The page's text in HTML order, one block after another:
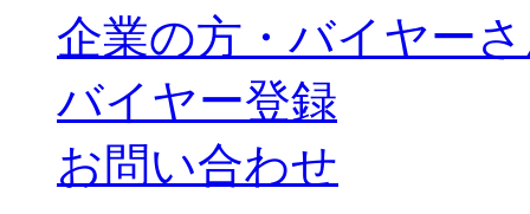
企業の方・バイヤー
バイヤー登録
お問い合わせ